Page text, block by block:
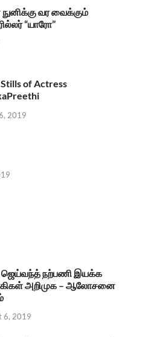
வர வைக்கும்
“யாரோ”
of Actress
2019
ஜெய்வந்த் நற்பணி இயக்க
அறிமுக – ஆலோசனை
6, 2019